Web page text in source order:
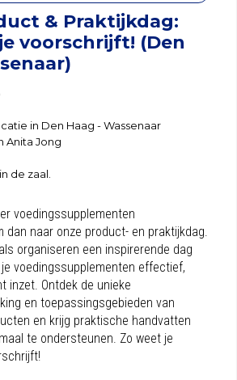
& Praktijkdag:
voorschrijft! (Den
in Den Haag - Wassenaar
Anita Jong
de zaal.
voedingssupplementen
dan naar onze product- en praktijkdag.
organiseren een inspirerende dag
voedingssupplementen effectief,
inzet. Ontdek de unieke
en toepassingsgebieden van
en krijg praktische handvatten
te ondersteunen. Zo weet je